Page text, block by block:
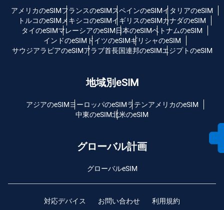
アメリカのeSIMフランスのeSIMスペインのeSIMイタリアのeSIM
トルコのeSIM メキシコのeSIMイギリスのeSIMカナダのeSIM
タイのeSIMマレーシアのeSIM日本のeSIMベトナムのeSIM
インドのeSIM ドイツのeSIMギリシャのeSIM
サウジアラビアのeSIMアラブ首長国連邦のeSIMエジプトのeSIM
地域別eSIM
アジアのeSIMヨーロッパのeSIMラテンアメリカのeSIM
中東のeSIM北米のeSIM
グローバル計画
グローバルeSIM
対応デバイス お問い合わせ 利用規約